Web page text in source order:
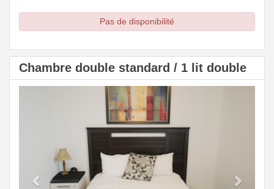
Pas de disponibilité
Chambre double standard / 1 lit double